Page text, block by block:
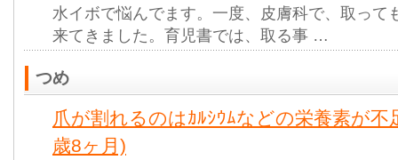
水イボで悩んでます。一度、皮膚科で、取って
来てきました。育児書では、取る事 …
つめ
爪が割れるのはｶﾙｼｳﾑなどの栄養素が
歳8ヶ月)